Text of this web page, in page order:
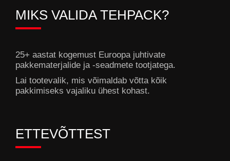
MIKS VALIDA TEHPACK?
25+ aastat kogemust Euroopa juhtivate
pakkematerjalide ja -seadmete tootjatega.
Lai tootevalik, mis võimaldab võtta kõik
pakkimiseks vajaliku ühest kohast.
ETTEVÕTTEST